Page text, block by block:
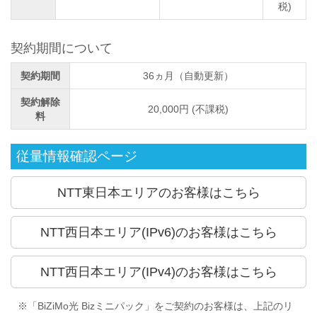
税)
契約期間について
契約期間 36ヵ月（自動更新）
契約解除
料
20,000円 (不課税)
従量情報確認ページ
NTT東日本エリアのお客様はこちら
NTT西日本エリア(IPv6)のお客様はこちら
NTT西日本エリア(IPv4)のお客様はこちら
※「BiZiMo光 Bizミニパック」をご契約のお客様は、上記のリ